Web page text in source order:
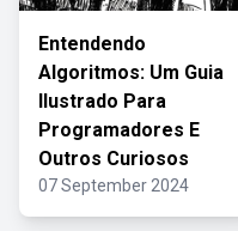
Entendendo
Algoritmos: Um Guia
Ilustrado Para
Programadores E
Outros Curiosos
07 September 2024